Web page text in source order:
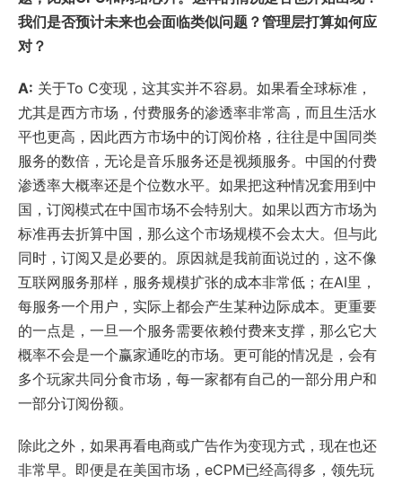
我们是否预计未来也会面临类似问题？管理层打算如何应
对？
A: 关于To C变现，这其实并不容易。如果看全球标准，
尤其是西方市场，付费服务的渗透率非常高，而且生活水
平也更高，因此西方市场中的订阅价格，往往是中国同类
服务的数倍，无论是音乐服务还是视频服务。中国的付费
渗透率大概率还是个位数水平。如果把这种情况套用到中
国，订阅模式在中国市场不会特别大。如果以西方市场为
标准再去折算中国，那么这个市场规模不会太大。但与此
同时，订阅又是必要的。原因就是我前面说过的，这不像
互联网服务那样，服务规模扩张的成本非常低；在AI里，
每服务一个用户，实际上都会产生某种边际成本。更重要
的一点是，一旦一个服务需要依赖付费来支撑，那么它大
概率不会是一个赢家通吃的市场。更可能的情况是，会有
多个玩家共同分食市场，每一家都有自己的一部分用户和
一部分订阅份额。
除此之外，如果再看电商或广告作为变现方式，现在也还
非常早。即便是在美国市场，eCPM已经高得多，领先玩